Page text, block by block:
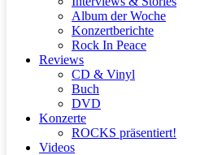
Album der Woche
Konzertberichte
Rock In Peace
Reviews
CD & Vinyl
Buch
DVD
Konzerte
ROCKS präsentiert!
Videos